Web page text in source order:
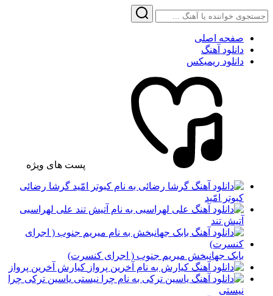
صفحه اصلی
دانلود آهنگ
دانلود ریمیکس
پست های ویژه
گرشا رضائی
کبوتر امّید
علی لهراسبی
آتیش تند
بابک جهانبخش میریم جنوب ( اجرای کنسرت)
کیارش آخرین پرواز
یاسین ترکی چرا
نیستی